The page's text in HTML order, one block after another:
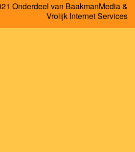
Onderdeel van BaakmanMedia&
Vrolijk Internet Services